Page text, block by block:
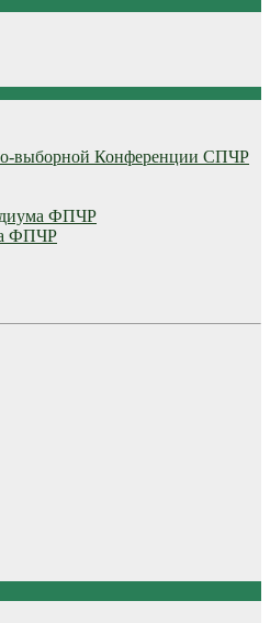
выборной Конференции СПЧР
ФПЧР
ФПЧР